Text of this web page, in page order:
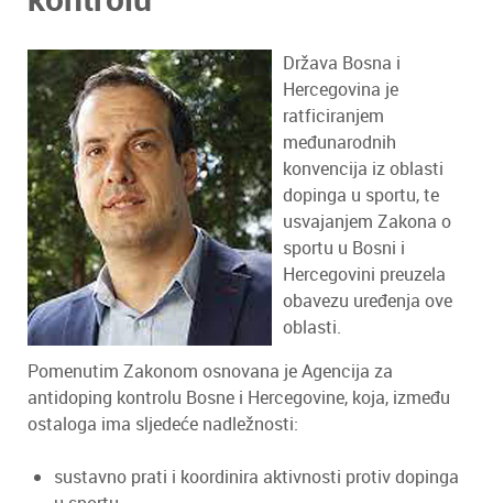
Država Bosna i
Hercegovina je
ratficiranjem
međunarodnih
konvencija iz oblasti
dopinga u sportu, te
usvajanjem Zakona o
sportu u Bosni i
Hercegovini preuzela
obavezu uređenja ove
oblasti.
Pomenutim Zakonom osnovana je Agencija za
antidoping kontrolu Bosne i Hercegovine, koja, između
ostaloga ima sljedeće nadležnosti:
sustavno prati i koordinira aktivnosti protiv dopinga